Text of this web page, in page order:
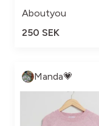
Aboutyou
250 SEK
Manda💗